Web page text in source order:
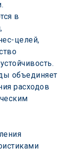
в
целей,
объединяет
расходов